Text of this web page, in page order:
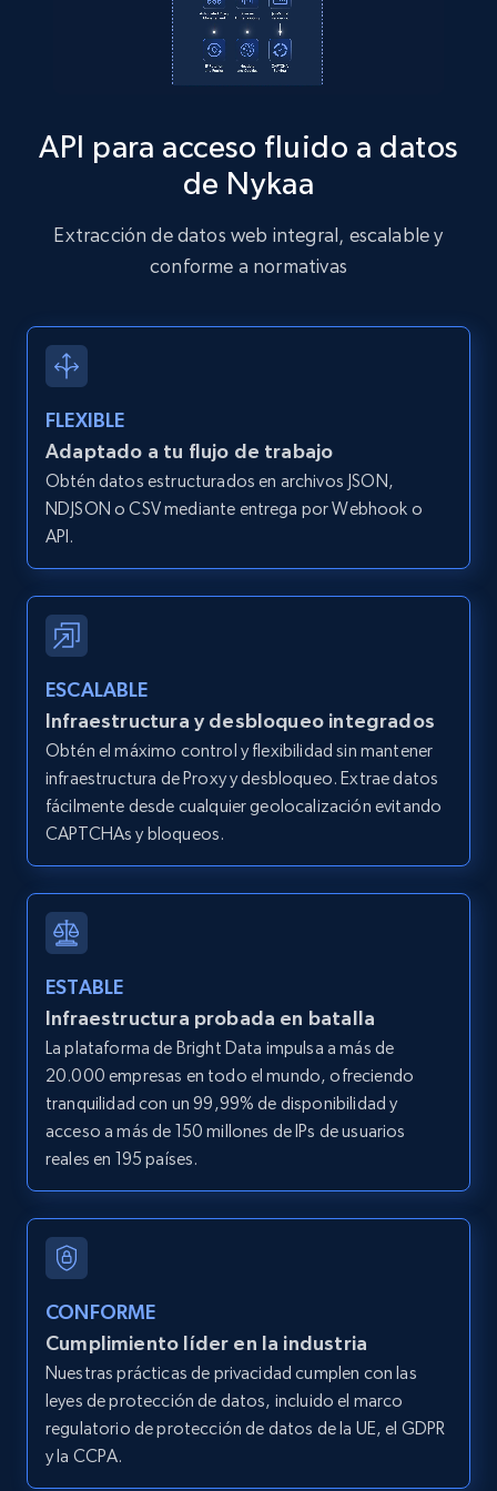
Zillow properties listing information
IsListingClaimedByCurrentSignedInUser,
IsCurrentSignedInAgentResponsible, Bedrooms,
1.3K+ Prueba gratuita
Zillow properties listing information -
type and status
Zpid, City, State, HomeStatus, Address,
IsListingClaimedByCurrentSignedInUser,
IsCurrentSignedInAgentResponsible, Bedrooms,
and more.
Zillow properties listing information -
Search by parameters on zillow and use the
direct link as input
Zpid, City, State, HomeStatus, Address,
IsListingClaimedByCurrentSignedInUser,
IsCurrentSignedInAgentResponsible, Bedrooms,
and more.
12K+
LinkedIn posts
URL, ID, User id, Use url, Title, Headline, Post
text, Date posted, and more.
11.3K+
LinkedIn posts - Discover user's articles by
URL
URL, ID, User id, Use url, Title, Headline, Post
text, Date posted, and more.
11.3K+ 1.5K+ Prueba gratuita
API para acceso fluido a datos
de Nykaa
Extracción de datos web integral, escalable y
conforme a normativas
FLEXIBLE
Adaptado a tu flujo de trabajo
Obtén datos estructurados en archivos JSON,
NDJSON o CSV mediante entrega por Webhook o
API.
ESCALABLE
Infraestructura y desbloqueo integrados
Obtén el máximo control y flexibilidad sin mantener
infraestructura de Proxy y desbloqueo. Extrae datos
fácilmente desde cualquier geolocalización evitando
CAPTCHAs y bloqueos.
ESTABLE
Infraestructura probada en batalla
La plataforma de Bright Data impulsa a más de
20.000 empresas en todo el mundo, ofreciendo
tranquilidad con un 99,99% de disponibilidad y
acceso a más de 150 millones de IPs de usuarios
reales en 195 países.
CONFORME
Cumplimiento líder en la industria
Nuestras prácticas de privacidad cumplen con las
leyes de protección de datos, incluido el marco
regulatorio de protección de datos de la UE, el GDPR
y la CCPA.